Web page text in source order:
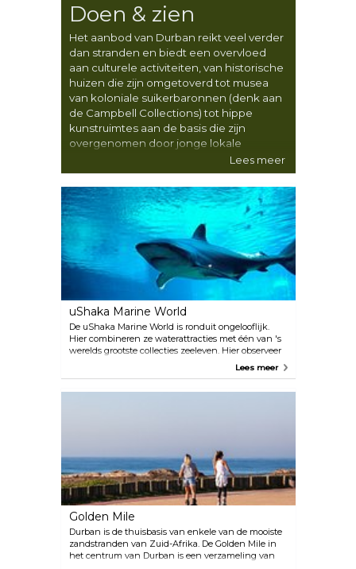
Doen & zien
Het aanbod van Durban reikt veel verder
dan stranden en biedt een overvloed
aan culturele activiteiten, van historische
huizen die zijn omgetoverd tot musea
van koloniale suikerbaronnen (denk aan
de Campbell Collections) tot hippe
kunstruimtes aan de basis die zijn
overgenomen door jonge lokale
talenten (zoals het BAT Centre). Durban
is de thuisbasis van een indrukwekkend
maritiem themapark genaamd uShaka,
waar regelmatig grote culturele
evenementen worden gehouden, zoals
optredens van het eigen filharmonisch
orkest en theatergroep KwaZulu-Natal,
maar ook internationale evenementen
zoals de Mamas (MTV Africa Music
Lees meer
uShaka Marine World
De uShaka Marine World is ronduit ongelooflijk.
Hier combineren ze waterattracties met één van 's
werelds grootste collecties zeeleven. Hier observeer
je niet alleen; je kunt zeehonden en dolfijnen van
Lees meer
Golden Mile
Durban is de thuisbasis van enkele van de mooiste
zandstranden van Zuid-Afrika. De Golden Mile in
het centrum van Durban is een verzameling van